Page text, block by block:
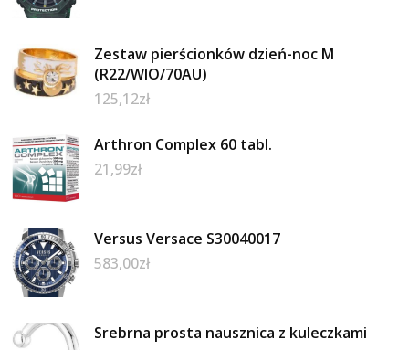
Zestaw pierścionków dzień-noc M
(R22/WIO/70AU)
125,12zł
Arthron Complex 60 tabl.
21,99zł
Versus Versace S30040017
583,00zł
Srebrna prosta nausznica z kuleczkami